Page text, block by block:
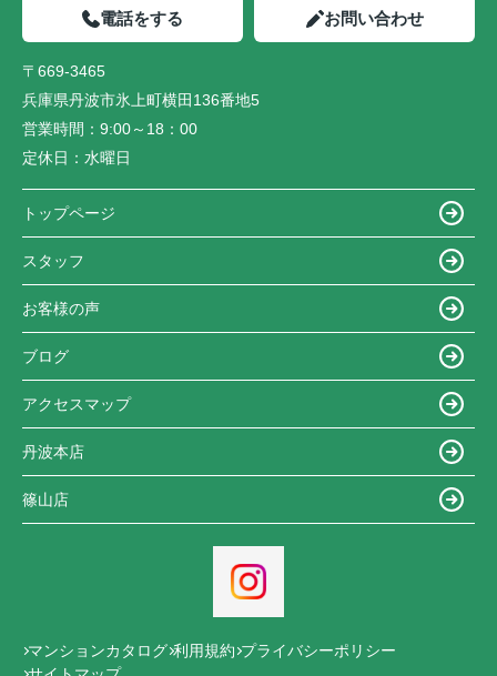
電話をする お問い合わせ
〒669-3465
兵庫県丹波市氷上町横田136番地5
営業時間： 9:00～18：00
定休日： 水曜日
トップページ
スタッフ
お客様の声
ブログ
アクセスマップ
丹波本店
篠山店
マンションカタログ 利用規約 プライバシーポリシー